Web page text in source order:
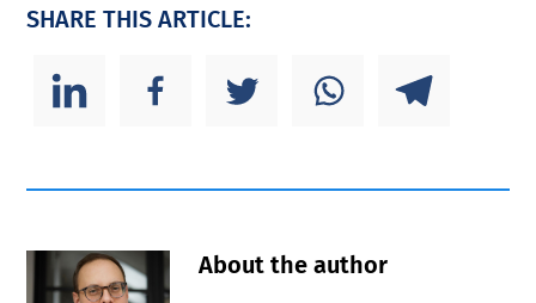
SHARE THIS ARTICLE:
About the author